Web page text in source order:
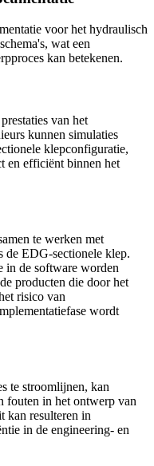
voor het hydraulisch
wat een
kan betekenen.
van het
kunnen simulaties
klepconfiguratie,
en efficiënt binnen het
te werken met
de EDG-sectionele klep.
in de software worden
producten die door het
risico van
wordt
te stroomlijnen, kan
fouten in het ontwerp van
kan resulteren in
in de engineering- en